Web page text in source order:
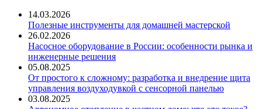
14.03.2026
Полезные инструменты для домашней мастерской
26.02.2026
Насосное оборудование в России: особенности рынка и
инженерные решения
05.08.2025
От простого к сложному: разработка и внедрение щита
управления воздуходувкой с сенсорной панелью
03.08.2025